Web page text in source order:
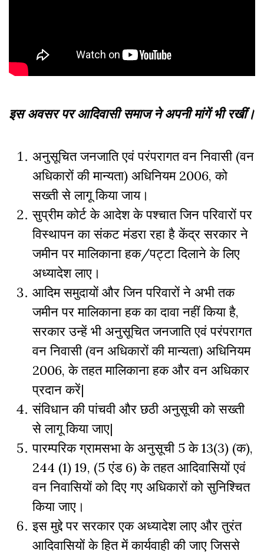
इस अवसर पर आदिवासी समाज ने अपनी मांगें भी रखीं।
अनुसूचित जनजाति एवं परंपरागत वन निवासी (वन
अधिकारों की मान्यता) अधिनियम 2006, को
सख्ती से लागू किया जाय।
सुप्रीम कोर्ट के आदेश के पश्चात जिन परिवारों पर
विस्थापन का संकट मंडरा रहा है केंद्र सरकार ने
जमीन पर मालिकाना हक/पट्टा दिलाने के लिए
अध्यादेश लाए।
आदिम समुदायों और जिन परिवारों ने अभी तक
जमीन पर मालिकाना हक का दावा नहीं किया है,
सरकार उन्हें भी अनुसूचित जनजाति एवं परंपरागत
वन निवासी (वन अधिकारों की मान्यता) अधिनियम
2006, के तहत मालिकाना हक और वन अधिकार
प्रदान करें|
संविधान की पांचवी और छठी अनुसूची को सख्ती
से लागू किया जाए|
पारम्परिक ग्रामसभा के अनुसूची 5 के 13(3) (क),
244 (1) 19, (5 एंड 6) के तहत आदिवासियों एवं
वन निवासियों को दिए गए अधिकारों को सुनिश्चित
किया जाए।
इस मुद्दे पर सरकार एक अध्यादेश लाए और तुरंत
आदिवासियों के हित में कार्यवाही की जाए जिससे